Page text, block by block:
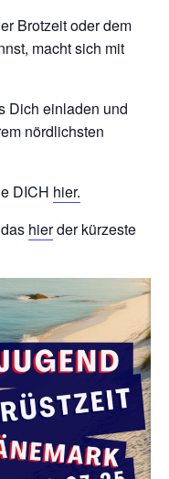
Brotzeit oder dem
macht sich mit
Dich einladen und
nördlichsten
DICH hier.
hierder kürzeste